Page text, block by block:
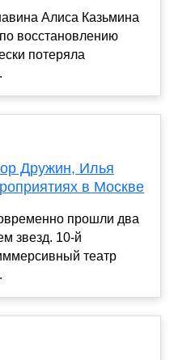
Алиса Казьмина
восстановлению
потеряла
Дружин, Илья
в Москве
прошли два
звезд. 10-й
театр